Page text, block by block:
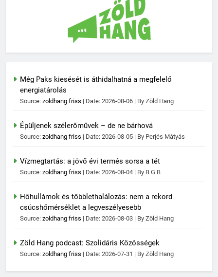
Még Paks kiesését is áthidalhatná a megfelelő
energiatárolás
Source: zoldhang friss Date: 2026-08-06 By Zöld Hang
Épüljenek szélerőművek – de ne bárhová
Source: zoldhang friss Date: 2026-08-05 By Perjés Mátyás
Vízmegtartás: a jövő évi termés sorsa a tét
Source: zoldhang friss Date: 2026-08-04 By B G B
Hőhullámok és többlethalálozás: nem a rekord
csúcshőmérséklet a legveszélyesebb
Source: zoldhang friss Date: 2026-08-03 By Zöld Hang
Zöld Hang podcast: Szolidáris Közösségek
Source: zoldhang friss Date: 2026-07-31 By Zöld Hang